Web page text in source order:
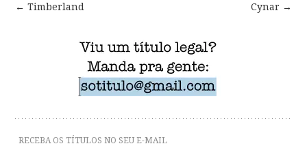
Post
navigation
← Timberland Cynar →
RECEBA OS TÍTULOS NO SEU E-MAIL